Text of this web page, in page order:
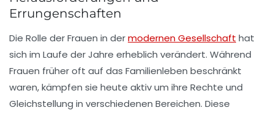
Errungenschaften
Die Rolle derFrauen in dermodernen Gesellschaft hat
sich im Laufe der Jahre erheblich verändert. Während
Frauen früher oft auf das Familienleben beschränkt
waren, kämpfen sie heute aktiv um ihre Rechte und
Gleichstellung in verschiedenen Bereichen. Diese